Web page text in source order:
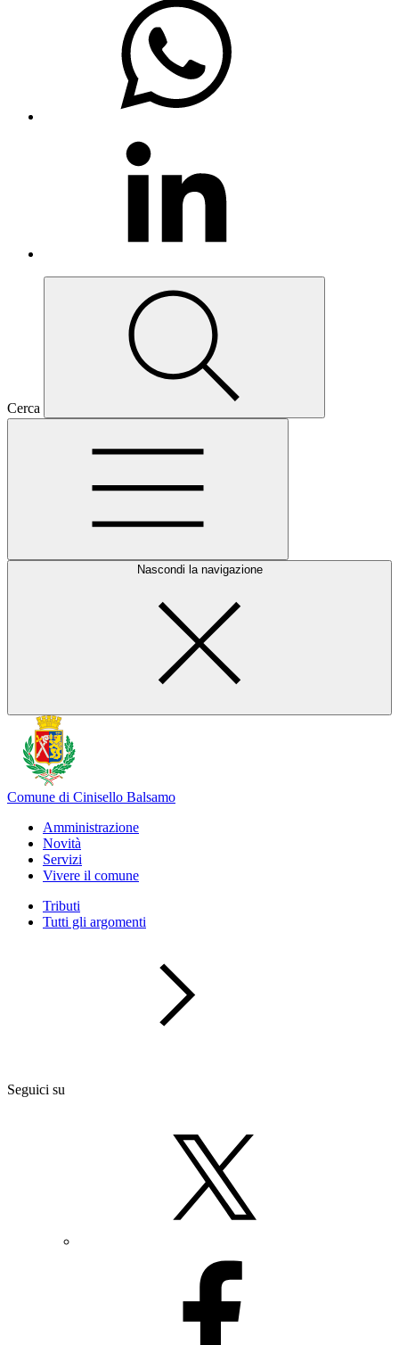
Cerca
Nascondi la navigazione
Comune di Cinisello Balsamo
Amministrazione
Novità
Servizi
Vivere il comune
Tributi
Tutti gli argomenti
Seguici su